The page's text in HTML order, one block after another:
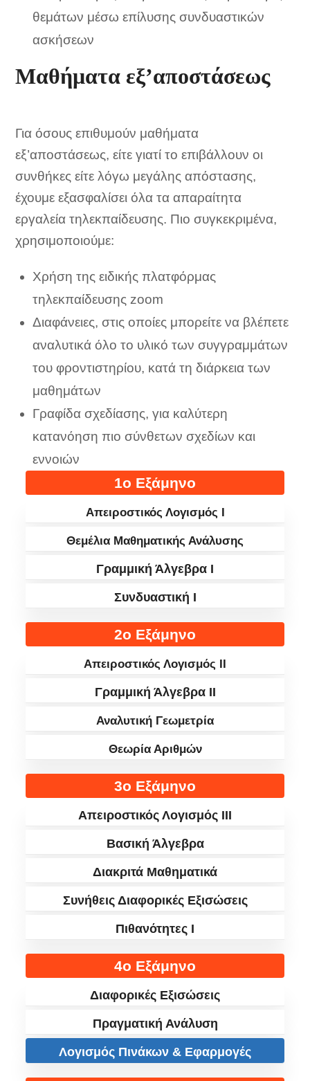
θεμάτων μέσω επίλυσης συνδυαστικών
ασκήσεων
Μαθήματα εξ’αποστάσεως
Για όσους επιθυμούν μαθήματα
εξ’αποστάσεως, είτε γιατί το επιβάλλουν οι
συνθήκες είτε λόγω μεγάλης απόστασης,
έχουμε εξασφαλίσει όλα τα απαραίτητα
εργαλεία τηλεκπαίδευσης. Πιο συγκεκριμένα,
χρησιμοποιούμε:
Χρήση της ειδικής πλατφόρμας
τηλεκπαίδευσης zoom
Διαφάνειες, στις οποίες μπορείτε να βλέπετε
αναλυτικά όλο το υλικό των συγγραμμάτων
του φροντιστηρίου, κατά τη διάρκεια των
μαθημάτων
Γραφίδα σχεδίασης, για καλύτερη
κατανόηση πιο σύνθετων σχεδίων και
εννοιών
1ο Εξάμηνο
Απειροστικός Λογισμός I
Θεμέλια Μαθηματικής Ανάλυσης
Γραμμική Άλγεβρα I
Συνδυαστική I
2ο Εξάμηνο
Απειροστικός Λογισμός II
Γραμμική Άλγεβρα II
Αναλυτική Γεωμετρία
Θεωρία Αριθμών
3ο Εξάμηνο
Απειροστικός Λογισμός III
Βασική Άλγεβρα
Διακριτά Μαθηματικά
Συνήθεις Διαφορικές Εξισώσεις
Πιθανότητες I
4ο Εξάμηνο
Διαφορικές Εξισώσεις
Πραγματική Ανάλυση
Λογισμός Πινάκων & Εφαρμογές